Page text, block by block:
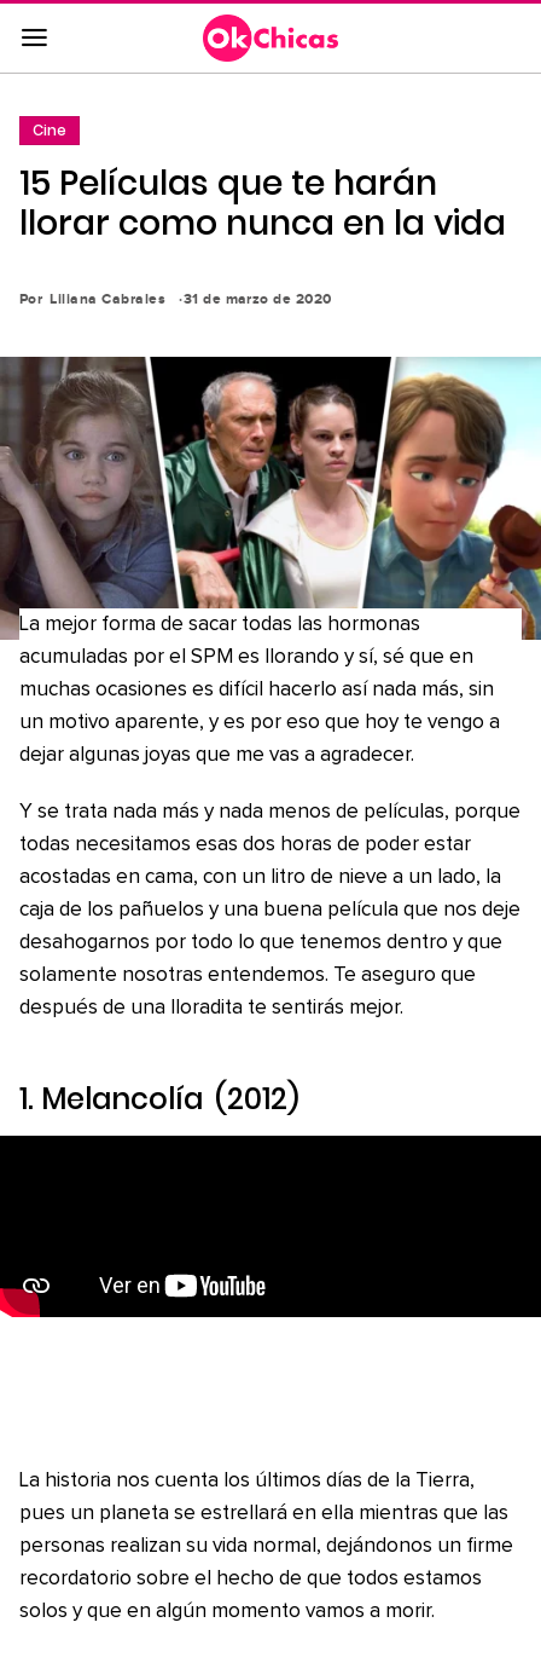
Saltar
al
contenido
la
navegación
Cine
15 Películas que te harán
llorar como nunca en la vida
Por Liliana Cabrales 31 de marzo de 2020
La mejor forma de sacar todas las hormonas
acumuladas por el SPM es llorando y sí, sé que en
muchas ocasiones es difícil hacerlo así nada más, sin
un motivo aparente, y es por eso que hoy te vengo a
dejar algunas joyas que me vas a agradecer.
Y se trata nada más y nada menos de películas, porque
todas necesitamos esas dos horas de poder estar
acostadas en cama, con un litro de nieve a un lado, la
caja de los pañuelos y una buena película que nos deje
desahogarnos por todo lo que tenemos dentro y que
solamente nosotras entendemos. Te aseguro que
después de una lloradita te sentirás mejor.
1. Melancolía (2012)
La historia nos cuenta los últimos días de la Tierra,
pues un planeta se estrellará en ella mientras que las
personas realizan su vida normal, dejándonos un firme
recordatorio sobre el hecho de que todos estamos
solos y que en algún momento vamos a morir.